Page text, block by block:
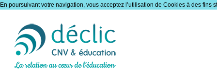
En poursuivant votre navigation, vous acceptez l’utilisation de Cookies à des fins